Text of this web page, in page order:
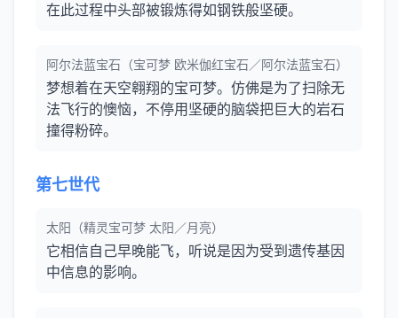
在此过程中头部被锻炼得如钢铁般坚硬。
阿尔法蓝宝石（宝可梦 欧米伽红宝石／阿尔法蓝宝石）
梦想着在天空翱翔的宝可梦。仿佛是为了扫除无
法飞行的懊恼，不停用坚硬的脑袋把巨大的岩石
撞得粉碎。
第七世代
太阳（精灵宝可梦 太阳／月亮）
它相信自己早晚能飞，听说是因为受到遗传基因
中信息的影响。